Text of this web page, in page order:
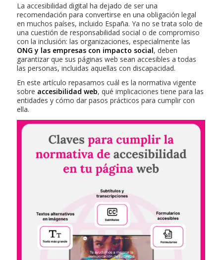
La accesibilidad digital ha dejado de ser una
recomendación para convertirse en una obligación legal
en muchos países, incluido España. Ya no se trata solo de
una cuestión de responsabilidad social o de compromiso
con la inclusión: las organizaciones, especialmente las
ONG y las empresas con impacto social, deben
garantizar que sus páginas web sean accesibles a todas
las personas, incluidas aquellas con discapacidad.
En este artículo repasamos cuál es la normativa vigente
sobre accesibilidad web, qué implicaciones tiene para las
entidades y cómo dar pasos prácticos para cumplir con
ella.